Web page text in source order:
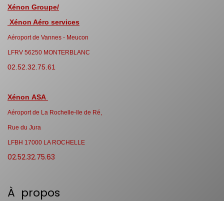
Xénon Groupe/
Xénon Aéro services
Aéroport de Vannes - Meucon
LFRV 56250 MONTERBLANC
02.52.32.75.61
Xénon ASA
Aéroport de La Rochelle-Ile de Ré,
Rue du Jura
LFBH 17000 LA ROCHELLE
02.52.32.75.63
À propos